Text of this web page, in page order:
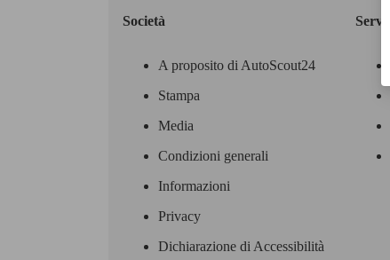
Società
A proposito di AutoScout24
Stampa
Media
Condizioni generali
Informazioni
Privacy
Dichiarazione di Accessibilità
Servizi